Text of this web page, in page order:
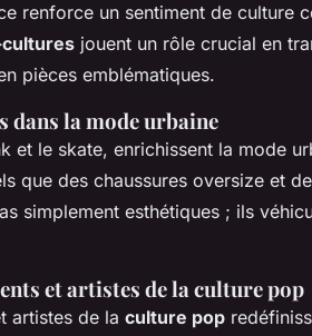
renforce un sentiment de culture
jouent un rôle crucial en
pièces emblématiques.
dans la mode urbaine
et le skate, enrichissent la mode
que des chaussures oversize et
simplement esthétiques ; ils
et artistes de la culture pop
artistes de la culture pop